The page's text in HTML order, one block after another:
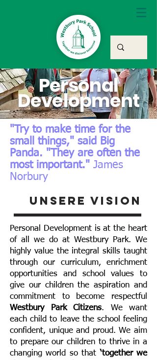
Personal
Development
"Try to make time for the
small things," said Big
Panda. "They are often the
most important." James
Norbury
Unsere Vision
Personal Development is at the heart
of all we do at Westbury Park. We
highly value the integral skills taught
through our curriculum, enrichment
opportunities and school values to
give our children the aspiration and
commitment to become respectful
Westbury Park Citizens. We want
each child to leave the school feeling
confident, unique and proud. We aim
to prepare our children to thrive in a
changing world so that ‘together we